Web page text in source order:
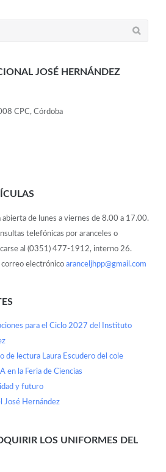
JOSÉ HERNÁNDEZ
CPC, Córdoba
abierta de lunes a viernes de 8.00 a 17.00.
telefónicas por aranceles o
al (0351) 477-1912, interno 26.
correo electrónico aranceljhpp@gmail.com
para el Ciclo 2027 del Instituto
de lectura Laura Escudero del cole
en la Feria de Ciencias
y futuro
José Hernández
LOS UNIFORMES DEL